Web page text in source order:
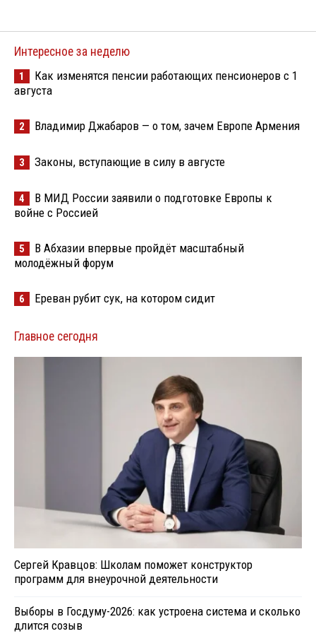
Интересное за неделю
1
Как изменятся пенсии работающих пенсионеров с 1
августа
2 Владимир Джабаров — о том, зачем Европе Армения
3 Законы, вступающие в силу в августе
4
В МИД России заявили о подготовке Европы к
войне с Россией
5
В Абхазии впервые пройдёт масштабный
молодёжный форум
6 Ереван рубит сук, на котором сидит
Главное сегодня
Сергей Кравцов: Школам поможет конструктор
программ для внеурочной деятельности
Выборы в Госдуму-2026: как устроена система и сколько
длится созыв